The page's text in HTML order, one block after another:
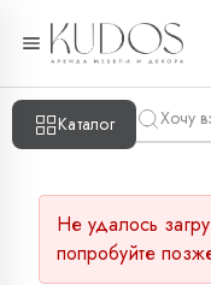
Каталог
Не удалось
попробуйте